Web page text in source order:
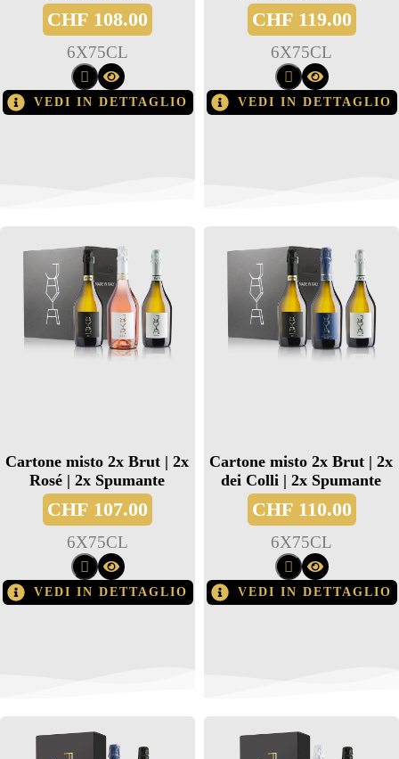
CHF 108.00
6X75CL
VEDI IN DETTAGLIO
CHF119.00
6X75CL
VEDI IN DETTAGLIO
Cartone misto 2x Brut | 2x
Rosé | 2x Spumante
CHF 107.00
6X75CL
VEDI IN DETTAGLIO
Cartone misto 2x Brut | 2x
dei Colli | 2x Spumante
CHF110.00
6X75CL
VEDI IN DETTAGLIO